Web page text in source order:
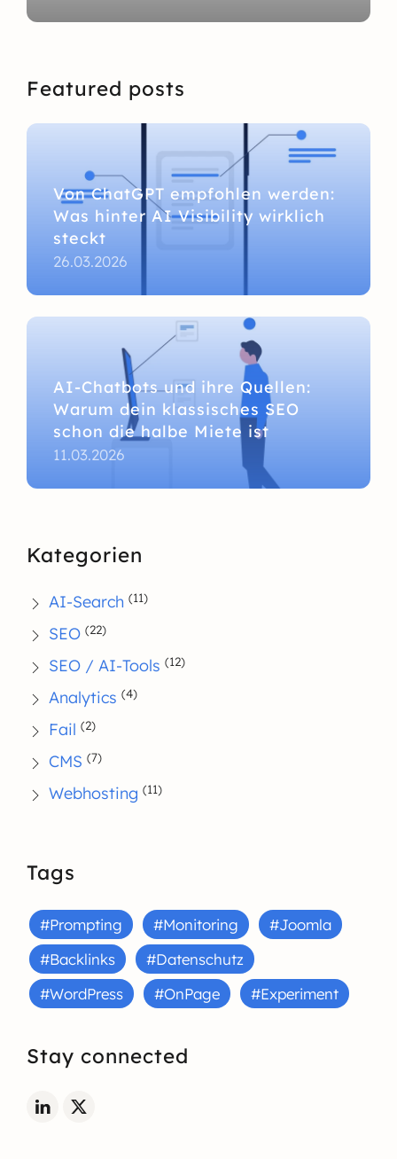
Featured posts
Von ChatGPT empfohlen werden:
Was hinter AI Visibility wirklich
steckt
26.03.2026
AI-Chatbots und ihre Quellen:
Warum dein klassisches SEO
schon die halbe Miete ist
11.03.2026
Kategorien
AI-Search (11)
SEO (22)
SEO / AI-Tools (12)
Analytics (4)
Fail (2)
CMS (7)
Webhosting (11)
Tags
#Prompting #Monitoring
#Joomla
#Backlinks
#Datenschutz
#WordPress
#OnPage #Experiment
Stay connected